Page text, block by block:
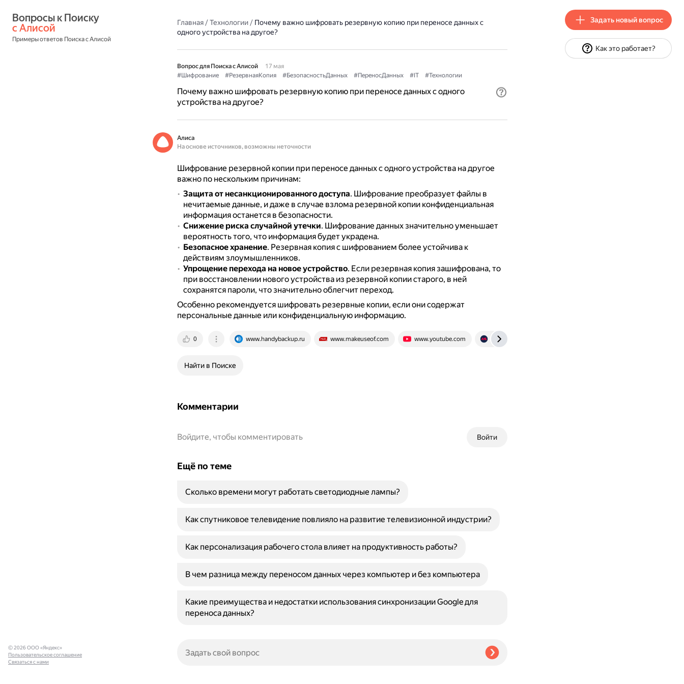
с Алисой
Примеры ответов Поиска с Алисой
Главная/Технологии/ Почему важно шифровать резервную копию при переносе данных с
одного устройства на другое?
Вопрос для Поиска с Алисой
17 мая
#Шифрование
#РезервнаяКопия #БезопасностьДанных #ПереносДанных #IT #Технологии
Почему важно шифровать резервную копию при переносе данных с одного
устройства на другое?
Алиса
На основе источников, возможны неточности
Шифрование резервной копии при переносе данных с одного устройства на другое
важно по нескольким причинам:
Защита от несанкционированного доступа. Шифрование преобразует файлы в
нечитаемые данные, и даже в случае взлома резервной копии конфиденциальная
информация останется в безопасности.
Снижение риска случайной утечки. Шифрование данных значительно уменьшает
вероятность того, что информация будет украдена.
Безопасное хранение. Резервная копия с шифрованием более устойчива к
действиям злоумышленников.
Упрощение перехода на новое устройство. Если резервная копия зашифрована, то
при восстановлении нового устройства из резервной копии старого, в ней
сохранятся пароли, что значительно облегчит переход.
Особенно рекомендуется шифровать резервные копии, если они содержат
персональные данные или конфиденциальную информацию.
0 www.handybackup.ru www.makeuseof.com www.youtube.com ssl-team.com
Найти в Поиске
Комментарии
Войти
Войдите, чтобы комментировать
Ещё по теме
Сколько времени могут работать светодиодные лампы?
Как спутниковое телевидение повлияло на развитие телевизионной индустрии?
Как персонализация рабочего стола влияет на продуктивность работы?
В чем разница между переносом данных через компьютер и без компьютера
Какие преимущества и недостатки использования синхронизации Google для
переноса данных?
© 2026 ООО «Яндекс»
Пользовательское соглашение
Связаться с нами
Задать новый вопрос
Как это работает?